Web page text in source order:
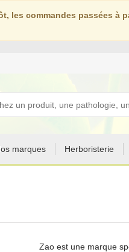
les commandes passées
marques Herboristerie
Zao est une marque